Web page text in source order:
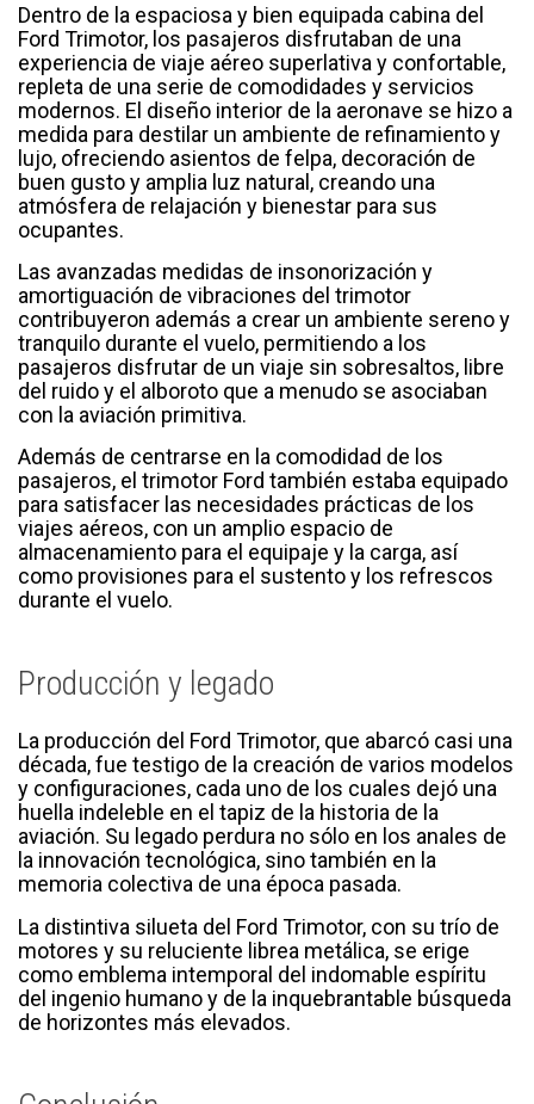
Dentro de la espaciosa y bien equipada cabina del
Ford Trimotor, los pasajeros disfrutaban de una
experiencia de viaje aéreo superlativa y confortable,
repleta de una serie de comodidades y servicios
modernos. El diseño interior de la aeronave se hizo a
medida para destilar un ambiente de refinamiento y
lujo, ofreciendo asientos de felpa, decoración de
buen gusto y amplia luz natural, creando una
atmósfera de relajación y bienestar para sus
ocupantes.
Las avanzadas medidas de insonorización y
amortiguación de vibraciones del trimotor
contribuyeron además a crear un ambiente sereno y
tranquilo durante el vuelo, permitiendo a los
pasajeros disfrutar de un viaje sin sobresaltos, libre
del ruido y el alboroto que a menudo se asociaban
con la aviación primitiva.
Además de centrarse en la comodidad de los
pasajeros, el trimotor Ford también estaba equipado
para satisfacer las necesidades prácticas de los
viajes aéreos, con un amplio espacio de
almacenamiento para el equipaje y la carga, así
como provisiones para el sustento y los refrescos
durante el vuelo.
Producción y legado
La producción del Ford Trimotor, que abarcó casi una
década, fue testigo de la creación de varios modelos
y configuraciones, cada uno de los cuales dejó una
huella indeleble en el tapiz de la historia de la
aviación. Su legado perdura no sólo en los anales de
la innovación tecnológica, sino también en la
memoria colectiva de una época pasada.
La distintiva silueta del Ford Trimotor, con su trío de
motores y su reluciente librea metálica, se erige
como emblema intemporal del indomable espíritu
del ingenio humano y de la inquebrantable búsqueda
de horizontes más elevados.